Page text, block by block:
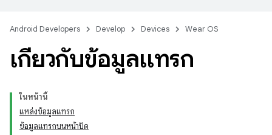
Android Developers Develop Devices Wear OS
เกี่ยวกับข้อมูลแทรก
ในหน้านี้
แหล่งข้อมูลแทรก
ข้อมูลแทรกบนหน้าปัด